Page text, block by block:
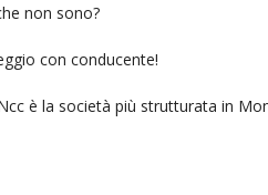
non sono?
con conducente!
è la società più strutturata in